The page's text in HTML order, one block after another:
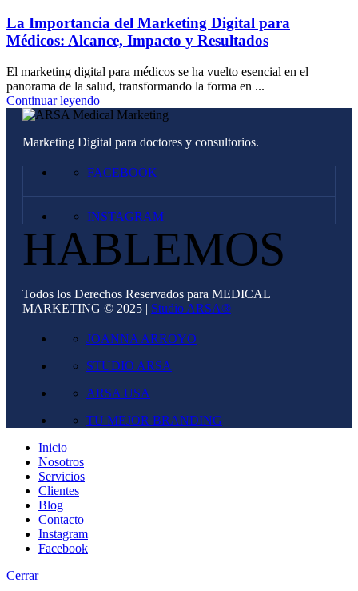
La Importancia del Marketing Digital para
Médicos: Alcance, Impacto y Resultados
El marketing digital para médicos se ha vuelto esencial en el
panorama de la salud, transformando la forma en ...
Continuar leyendo
Marketing Digital para doctores y consultorios.
FACEBOOK
INSTAGRAM
HABLEMOS
Todos los Derechos Reservados para MEDICAL
MARKETING © 2025 | Studio ARSA®
JOANNA ARROYO
STUDIO ARSA
ARSA USA
TU MEJOR BRANDING
Inicio
Nosotros
Servicios
Clientes
Blog
Contacto
Instagram
Facebook
Cerrar